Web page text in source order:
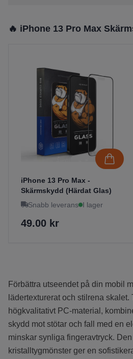
🔥 iPhone 13 Pro Max
iPhone 13 Pro Max -
Skärmskydd (Härdat Glas)
Snabb leverans I lager
49.00 kr
Förbättra utseendet på din mobil
lädertexturerat och stilrena skalet.
högkvalitativt PC-material,
skydd mot stötar och fall med en
minskar synliga fingeravtryck.
kristalltygmönster ger en